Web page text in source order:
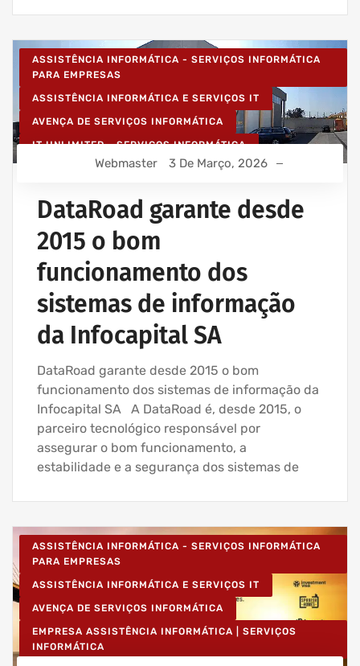
ASSISTÊNCIA INFORMÁTICA - SERVIÇOS INFORMÁTICA
PARA EMPRESAS
ASSISTÊNCIA INFORMÁTICA E SERVIÇOS IT
AVENÇA DE SERVIÇOS INFORMÁTICA
IT UNLIMITED - SERVIÇOS INFORMÁTICA
MANUTENÇÃO INFORMÁTICA EMPRESAS
Webmaster 3 De Março, 2026
DataRoad garante desde
2015 o bom
funcionamento dos
sistemas de informação
da Infocapital SA
DataRoad garante desde 2015 o bom
funcionamento dos sistemas de informação da
Infocapital SA A DataRoad é, desde 2015, o
parceiro tecnológico responsável por
assegurar o bom funcionamento, a
estabilidade e a segurança dos sistemas de
ASSISTÊNCIA INFORMÁTICA - SERVIÇOS INFORMÁTICA
PARA EMPRESAS
ASSISTÊNCIA INFORMÁTICA E SERVIÇOS IT
AVENÇA DE SERVIÇOS INFORMÁTICA
EMPRESA ASSISTÊNCIA INFORMÁTICA | SERVIÇOS
INFORMÁTICA